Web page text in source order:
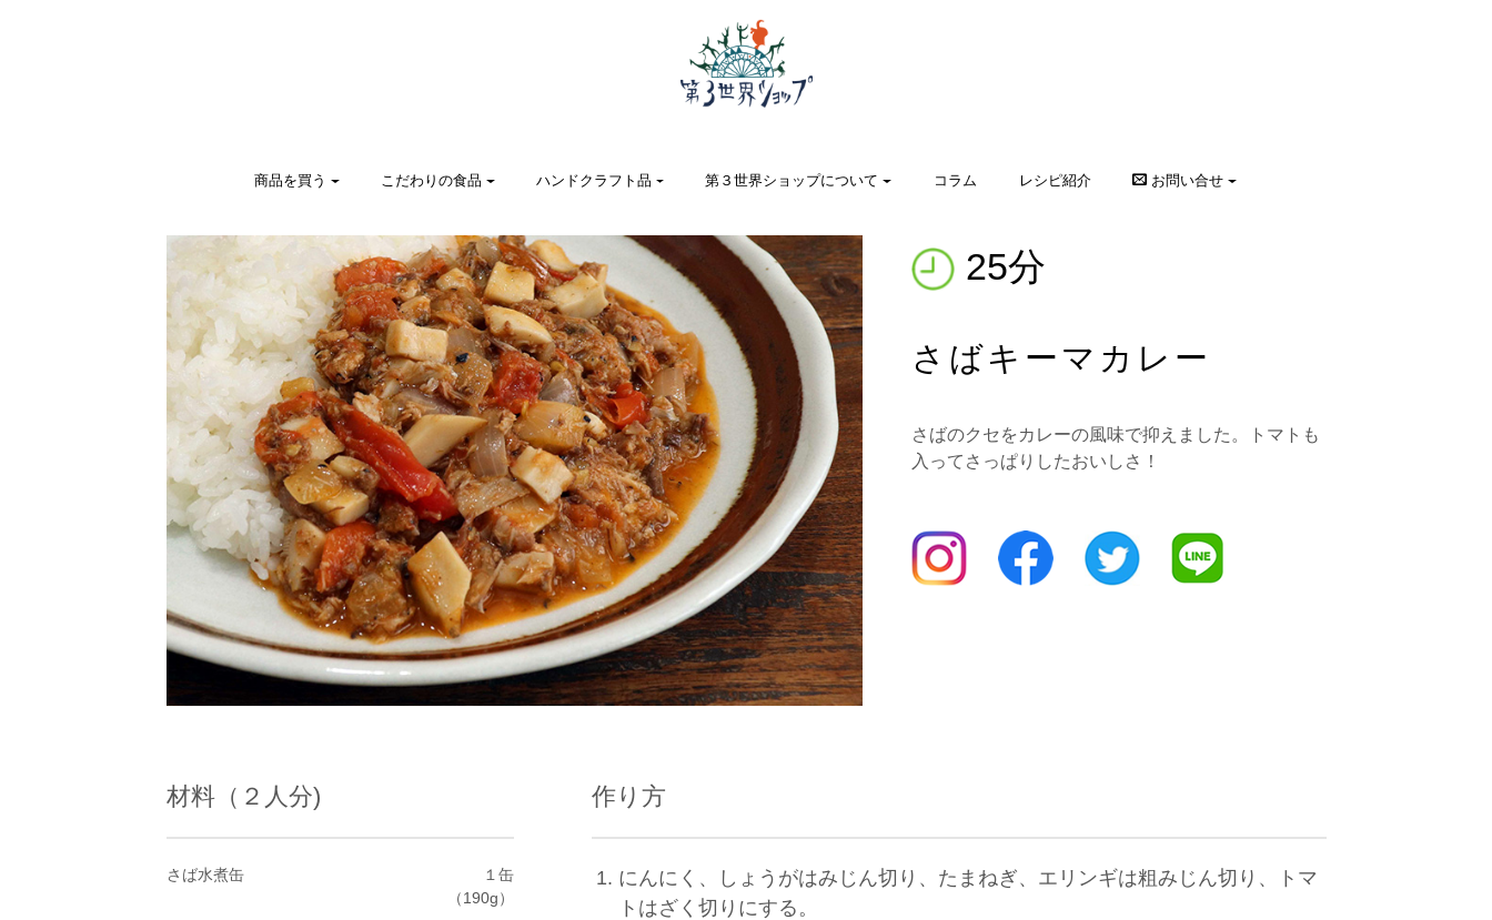
商品を買う こだわりの食品 ハンドクラフト品 第３世界ショップについて コラム レシピ紹介 お問い合せ
25分
さばキーマカレー
さばのクセをカレーの風味で抑えました。トマトも
入ってさっぱりしたおいしさ！
材料（２人分)
さば水煮缶
１缶
（190g）
作り方
にんにく、しょうがはみじん切り、たまねぎ、エリンギは粗みじん切り、トマ
トはざく切りにする。